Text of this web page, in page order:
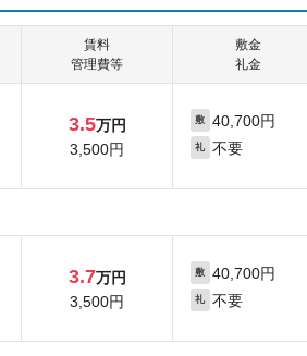
賃料
管理費等
敷金
礼金
3.5万円
3,500円
敷 40,700円
礼 不要
3.7万円
3,500円
敷 40,700円
礼 不要